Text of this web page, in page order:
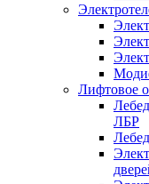
Лифтовое
ЛБР